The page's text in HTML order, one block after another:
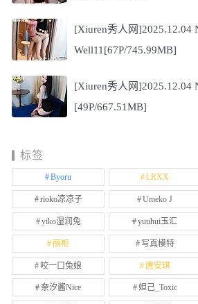
[Xiuren秀人网]2025.12.04
Well11[67P/745.99MB]
[Xiuren秀人网]2025.12.04
[49P/667.51MB]
标签
Byoru LRXX
rioko凉凉子 Umeko J
yiko湿润兔 yuuhui玉汇
丽柜 写真模特
咬一口兔娘 唐安琪
奈汐酱Nice 妲己_Toxic